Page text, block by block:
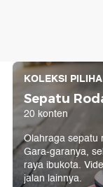
KOLEKSI
Sepatu
20 konten
Olahraga sepatu
Gara-garanya,
raya ibukota.
jalan lainnya.